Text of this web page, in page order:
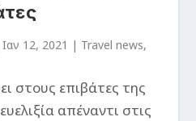
Ιαν 12, 2021 | Travel news,
στους επιβάτες της
απέναντι στις